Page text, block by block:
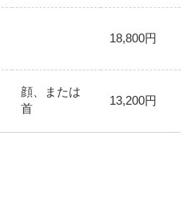
18,800円
顔、または
首
13,200円